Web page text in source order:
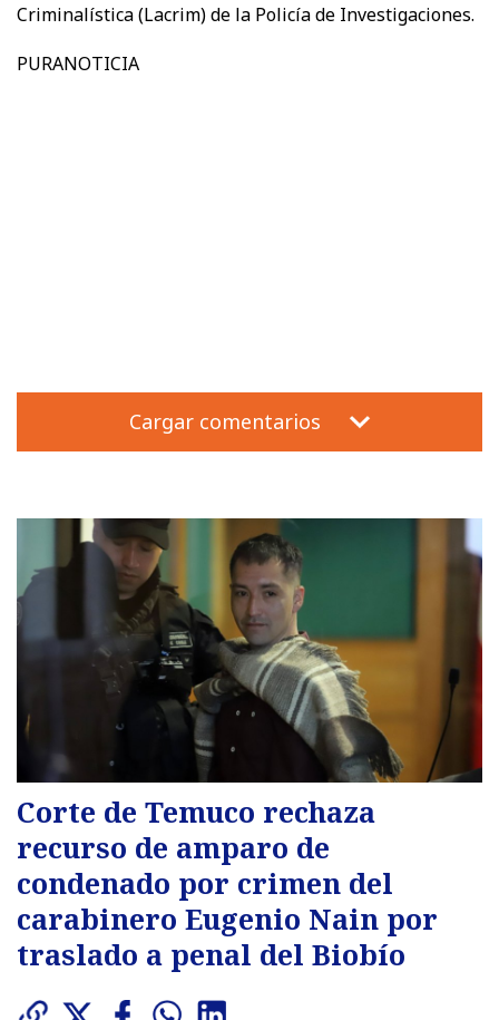
Criminalística (Lacrim) de la Policía de Investigaciones.
PURANOTICIA
Cargar comentarios
Corte de Temuco rechaza
recurso de amparo de
condenado por crimen del
carabinero Eugenio Nain por
traslado a penal del Biobío